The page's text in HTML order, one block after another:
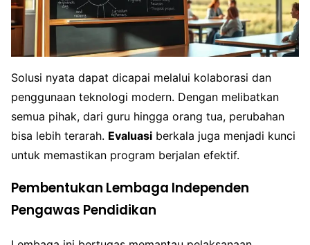
Solusi nyata dapat dicapai melalui kolaborasi dan
penggunaan teknologi modern. Dengan melibatkan
semua pihak, dari guru hingga orang tua, perubahan
bisa lebih terarah. Evaluasi berkala juga menjadi kunci
untuk memastikan program berjalan efektif.
Pembentukan Lembaga Independen
Pengawas Pendidikan